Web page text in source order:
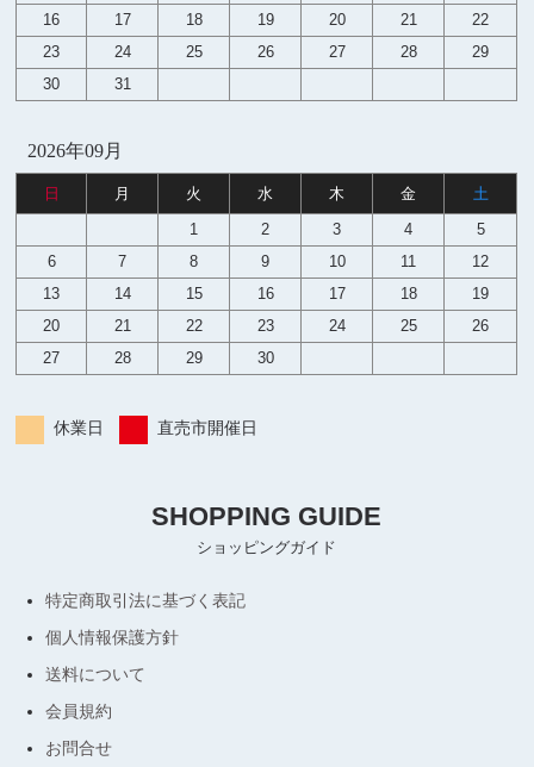
16
17 18 19 20 21
22
23
24 25 26 27 28
29
30
31
2026年09月
日 月 火 水 木 金
土
1
2 3 4
5
6
7 8 9 10 11
12
13
14 15 16 17 18
19
20
21 22 23 24 25
26
27
28 29 30
休業日 直売市開催日
SHOPPING GUIDE
ショッピングガイド
特定商取引法に基づく表記
個人情報保護方針
送料について
会員規約
お問合せ